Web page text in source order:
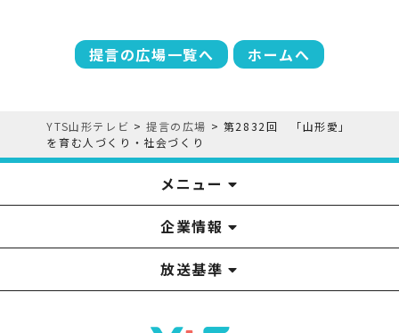
提言の広場一覧へ ホームへ
YTS山形テレビ >提言の広場 > 第2832回 「山形愛」
を育む人づくり・社会づくり
メニュー
YTSニュース
番組
アナウンサー
プレゼント
イベント
みるるん星人
YTS見学ツアー
番組表
お問い合わせ
企業情報
企業情報
役員構成
YTS山形テレビ SDGs 宣言
採用情報
山形テレビ人権方針
山形テレビ国民保護業務計画提出文
個人情報基本方針
情報セキュリティ基本方針
視聴データの取扱いについて
系列局一覧
中継局一覧
放送基準